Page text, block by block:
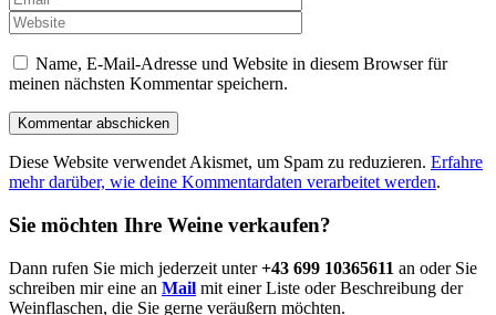
Name, E-Mail-Adresse und Website in diesem Browser für
meinen nächsten Kommentar speichern.
Diese Website verwendet Akismet, um Spam zu reduzieren. Erfahre
mehr darüber, wie deine Kommentardaten verarbeitet werden.
Sie möchten Ihre Weine verkaufen?
Dann rufen Sie mich jederzeit unter+43 699 10365611 an oder Sie
schreiben mir eine an Mail mit einer Liste oder Beschreibung der
Weinflaschen, die Sie gerne veräußern möchten.